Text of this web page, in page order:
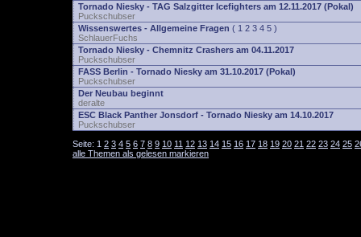
Tornado Niesky - TAG Salzgitter Icefighters am 12.11.2017 (Pokal)
Puckschubser
Wissenswertes - Allgemeine Fragen ( 1 2 3 4 5 )
SchlauerFuchs
Tornado Niesky - Chemnitz Crashers am 04.11.2017
Puckschubser
FASS Berlin - Tornado Niesky am 31.10.2017 (Pokal)
Puckschubser
Der Neubau beginnt
deralte
ESC Black Panther Jonsdorf - Tornado Niesky am 14.10.2017
Puckschubser
Seite: 1 2 3 4 5 6 7 8 9 10 11 12 13 14 15 16 17 18 19 20 21 22 23 24 25
alle Themen als gelesen markieren